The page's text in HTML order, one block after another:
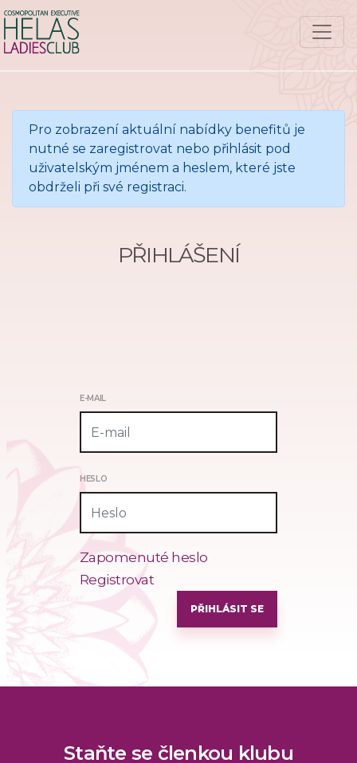
Pro zobrazení aktuální nabídky benefitů je
nutné se zaregistrovat nebo přihlásit pod
uživatelským jménem a heslem, které jste
obdrželi při své registraci.
PŘIHLÁŠENÍ
E-MAIL
HESLO
Zapomenuté heslo
Registrovat
PŘIHLÁSIT SE
Staňte se členkou klubu